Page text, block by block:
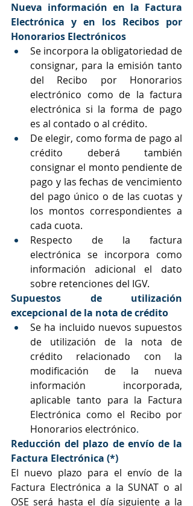
Nueva información en la Factura
Electrónica y en los Recibos por
Honorarios Electrónicos
Se incorpora la obligatoriedad de
consignar, para la emisión tanto
del Recibo por Honorarios
electrónico como de la factura
electrónica si la forma de pago
es al contado o al crédito.
De elegir, como forma de pago al
crédito deberá también
consignar el monto pendiente de
pago y las fechas de vencimiento
del pago único o de las cuotas y
los montos correspondientes a
cada cuota.
Respecto de la factura
electrónica se incorpora como
información adicional el dato
sobre retenciones del IGV.
Supuestos de utilización
excepcional de la nota de crédito
Se ha incluido nuevos supuestos
de utilización de la nota de
crédito relacionado con la
modificación de la nueva
información incorporada,
aplicable tanto para la Factura
Electrónica como el Recibo por
Honorarios electrónico.
Reducción del plazo de envío de la
Factura Electrónica (*)
El nuevo plazo para el envío de la
Factura Electrónica a la SUNAT o al
OSE será hasta el día siguiente a la